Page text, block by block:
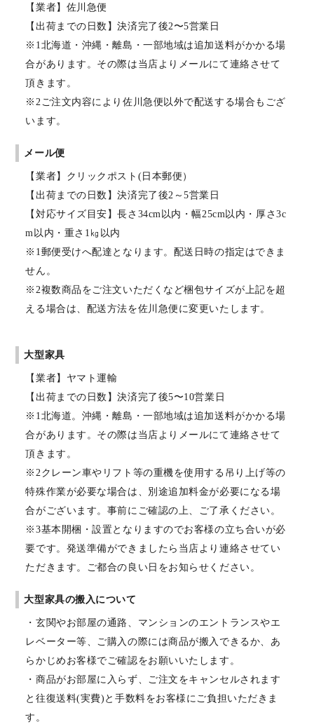
【業者】佐川急便
【出荷までの日数】決済完了後2〜5営業日
※1北海道・沖縄・離島・一部地域は追加送料がかかる場
合があります。その際は当店よりメールにて連絡させて
頂きます。
※2ご注文内容により佐川急便以外で配送する場合もござ
います。
メール便
【業者】クリックポスト(日本郵便）
【出荷までの日数】決済完了後2～5営業日
【対応サイズ目安】長さ34cm以内・幅25cm以内・厚さ3c
m以内・重さ1㎏以内
※1郵便受けへ配達となります。配送日時の指定はできま
せん。
※2複数商品をご注文いただくなど梱包サイズが上記を超
える場合は、配送方法を佐川急便に変更いたします。
大型家具
【業者】ヤマト運輸
【出荷までの日数】決済完了後5〜10営業日
※1北海道。沖縄・離島・一部地域は追加送料がかかる場
合があります。その際は当店よりメールにて連絡させて
頂きます。
※2クレーン車やリフト等の重機を使用する吊り上げ等の
特殊作業が必要な場合は、別途追加料金が必要になる場
合がございます。事前にご確認の上、ご了承ください。
※3基本開梱・設置となりますのでお客様の立ち合いが必
要です。発送準備ができましたら当店より連絡させてい
ただきます。ご都合の良い日をお知らせください。
大型家具の搬入について
・玄関やお部屋の通路、マンションのエントランスやエ
レベーター等、ご購入の際には商品が搬入できるか、あ
らかじめお客様でご確認をお願いいたします。
・商品がお部屋に入らず、ご注文をキャンセルされます
と往復送料(実費)と手数料をお客様にご負担いただきま
す。